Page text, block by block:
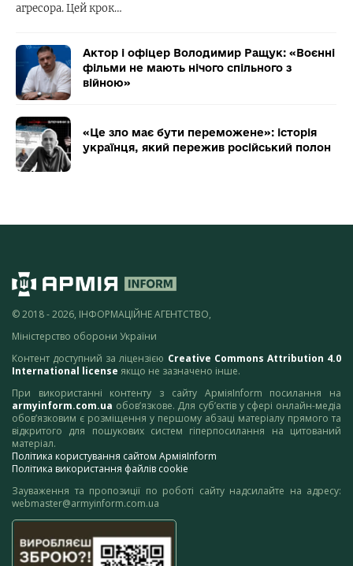
агресора. Цей крок…
Актор і офіцер Володимир Ращук: «Воєнні
фільми не мають нічого спільного з
війною»
«Це зло має бути переможене»: історія
українця, який пережив російський полон
© 2018 - 2026, ІНФОРМАЦІЙНЕ АГЕНТСТВО,
Міністерство оборони України
Контент доступний за ліцензією Creative Commons Attribution 4.0
International license якщо не зазначено інше.
При використанні контенту з сайту АрміяInform посилання на
armyinform.com.ua обов’язкове. Для суб’єктів у сфері онлайн-медіа
обов’язковим є розміщення у першому абзаці матеріалу прямого та
відкритого для пошукових систем гіперпосилання на цитований
матеріал.
Політика користування сайтом АрміяInform
Політика використання файлів cookie
Зауваження та пропозиції по роботі сайту надсилайте на адресу:
webmaster@armyinform.com.ua